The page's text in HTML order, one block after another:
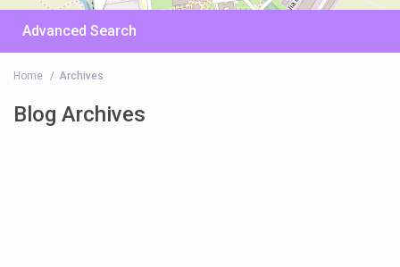
Advanced Search
Home Archives
Blog Archives